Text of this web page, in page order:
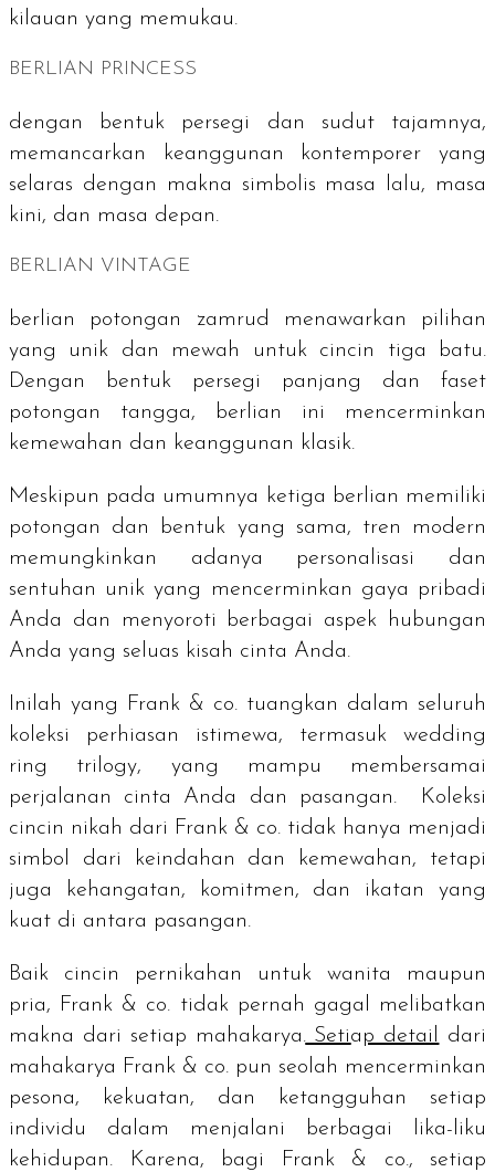
kilauan yang memukau.
BERLIAN PRINCESS
dengan bentuk persegi dan sudut tajamnya,
memancarkan keanggunan kontemporer yang
selaras dengan makna simbolis masa lalu, masa
kini, dan masa depan.
BERLIAN VINTAGE
berlian potongan zamrud menawarkan pilihan
yang unik dan mewah untuk cincin tiga batu.
Dengan bentuk persegi panjang dan faset
potongan tangga, berlian ini mencerminkan
kemewahan dan keanggunan klasik.
Meskipun pada umumnya ketiga berlian memiliki
potongan dan bentuk yang sama, tren modern
memungkinkan adanya personalisasi dan
sentuhan unik yang mencerminkan gaya pribadi
Anda dan menyoroti berbagai aspek hubungan
Anda yang seluas kisah cinta Anda.
Inilah yang Frank & co. tuangkan dalam seluruh
koleksi perhiasan istimewa, termasuk wedding
ring trilogy, yang mampu membersamai
perjalanan cinta Anda dan pasangan. Koleksi
cincin nikah dari Frank & co. tidak hanya menjadi
simbol dari keindahan dan kemewahan, tetapi
juga kehangatan, komitmen, dan ikatan yang
kuat di antara pasangan.
Baik cincin pernikahan untuk wanita maupun
pria, Frank & co. tidak pernah gagal melibatkan
makna dari setiap mahakarya. Setia p detail
dari
mahakarya Frank & co. pun seolah mencerminkan
pesona, kekuatan, dan ketangguhan setiap
individu dalam menjalani berbagai lika-liku
kehidupan. Karena, bagi Frank & co., setiap